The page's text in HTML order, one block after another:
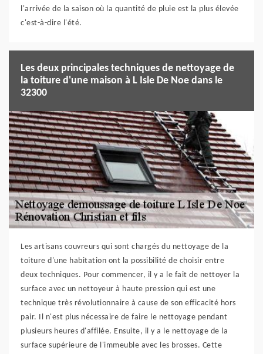
l'arrivée de la saison où la quantité de pluie est la plus élevée
c'est-à-dire l'été.
Les deux principales techniques de nettoyage de
la toiture d'une maison à L Isle De Noe dans le
32300
Les artisans couvreurs qui sont chargés du nettoyage de la
toiture d'une habitation ont la possibilité de choisir entre
deux techniques. Pour commencer, il y a le fait de nettoyer la
surface avec un nettoyeur à haute pression qui est une
technique très révolutionnaire à cause de son efficacité hors
pair. Il n'est plus nécessaire de faire le nettoyage pendant
plusieurs heures d'affilée. Ensuite, il y a le nettoyage de la
surface supérieure de l'immeuble avec les brosses. Cette